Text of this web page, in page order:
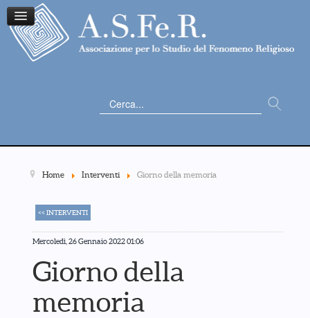
Cerca...
Home Interventi Giorno della memoria
<< INTERVENTI
Mercoledì, 26 Gennaio 2022 01:06
Giorno della
memoria